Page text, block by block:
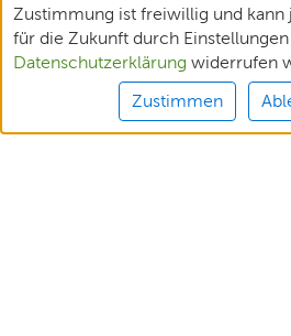
Zustimmung ist freiwillig und
für die Zukunft durch
Datenschutzerklärung widerrufen
Zustimmen